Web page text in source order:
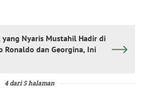
yang Nyaris Mustahil Hadir di
Ronaldo dan Georgina, Ini
4 dari 5 halaman